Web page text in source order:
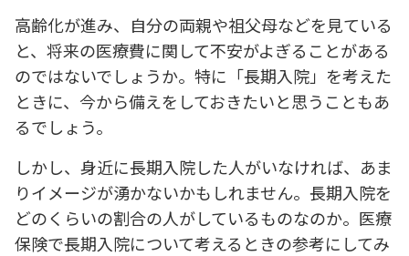
高齢化が進み、自分の両親や祖父母などを見ている
と、将来の医療費に関して不安がよぎることがある
のではないでしょうか。特に「長期入院」を考えた
ときに、今から備えをしておきたいと思うこともあ
るでしょう。
しかし、身近に長期入院した人がいなければ、あま
りイメージが湧かないかもしれません。長期入院を
どのくらいの割合の人がしているものなのか。医療
保険で長期入院について考えるときの参考にしてみ